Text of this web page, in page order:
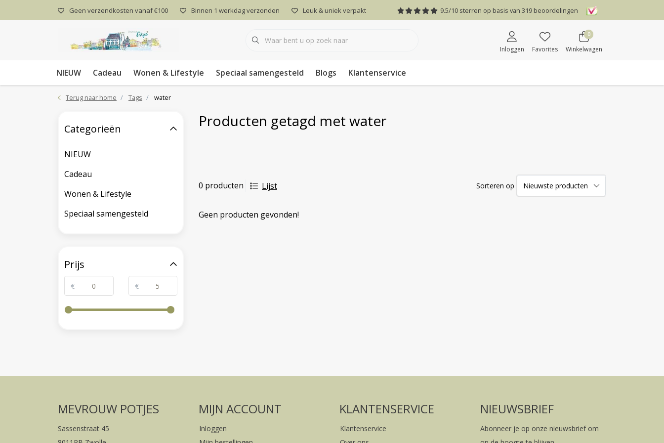
Geen verzendkosten vanaf €100 Binnen 1 werkdag verzonden Leuk & uniek verpakt 9.5/10 sterren op basis van 319 beoordelingen
Inloggen Favorites
0
Winkelwagen
NIEUW Cadeau Wonen & Lifestyle Speciaal samengesteld Blogs Klantenservice
Terug naar home Tags water
Producten getagd met water
0 producten Lijst Sorteren op
Geen producten gevonden!
Categorieën
NIEUW
Cadeau
Wonen & Lifestyle
Speciaal samengesteld
Prijs
€ €
MEVROUW POTJES
Sassenstraat 45
MIJN ACCOUNT
Inloggen
KLANTENSERVICE
Klantenservice
NIEUWSBRIEF
Abonneer je op onze nieuwsbrief om